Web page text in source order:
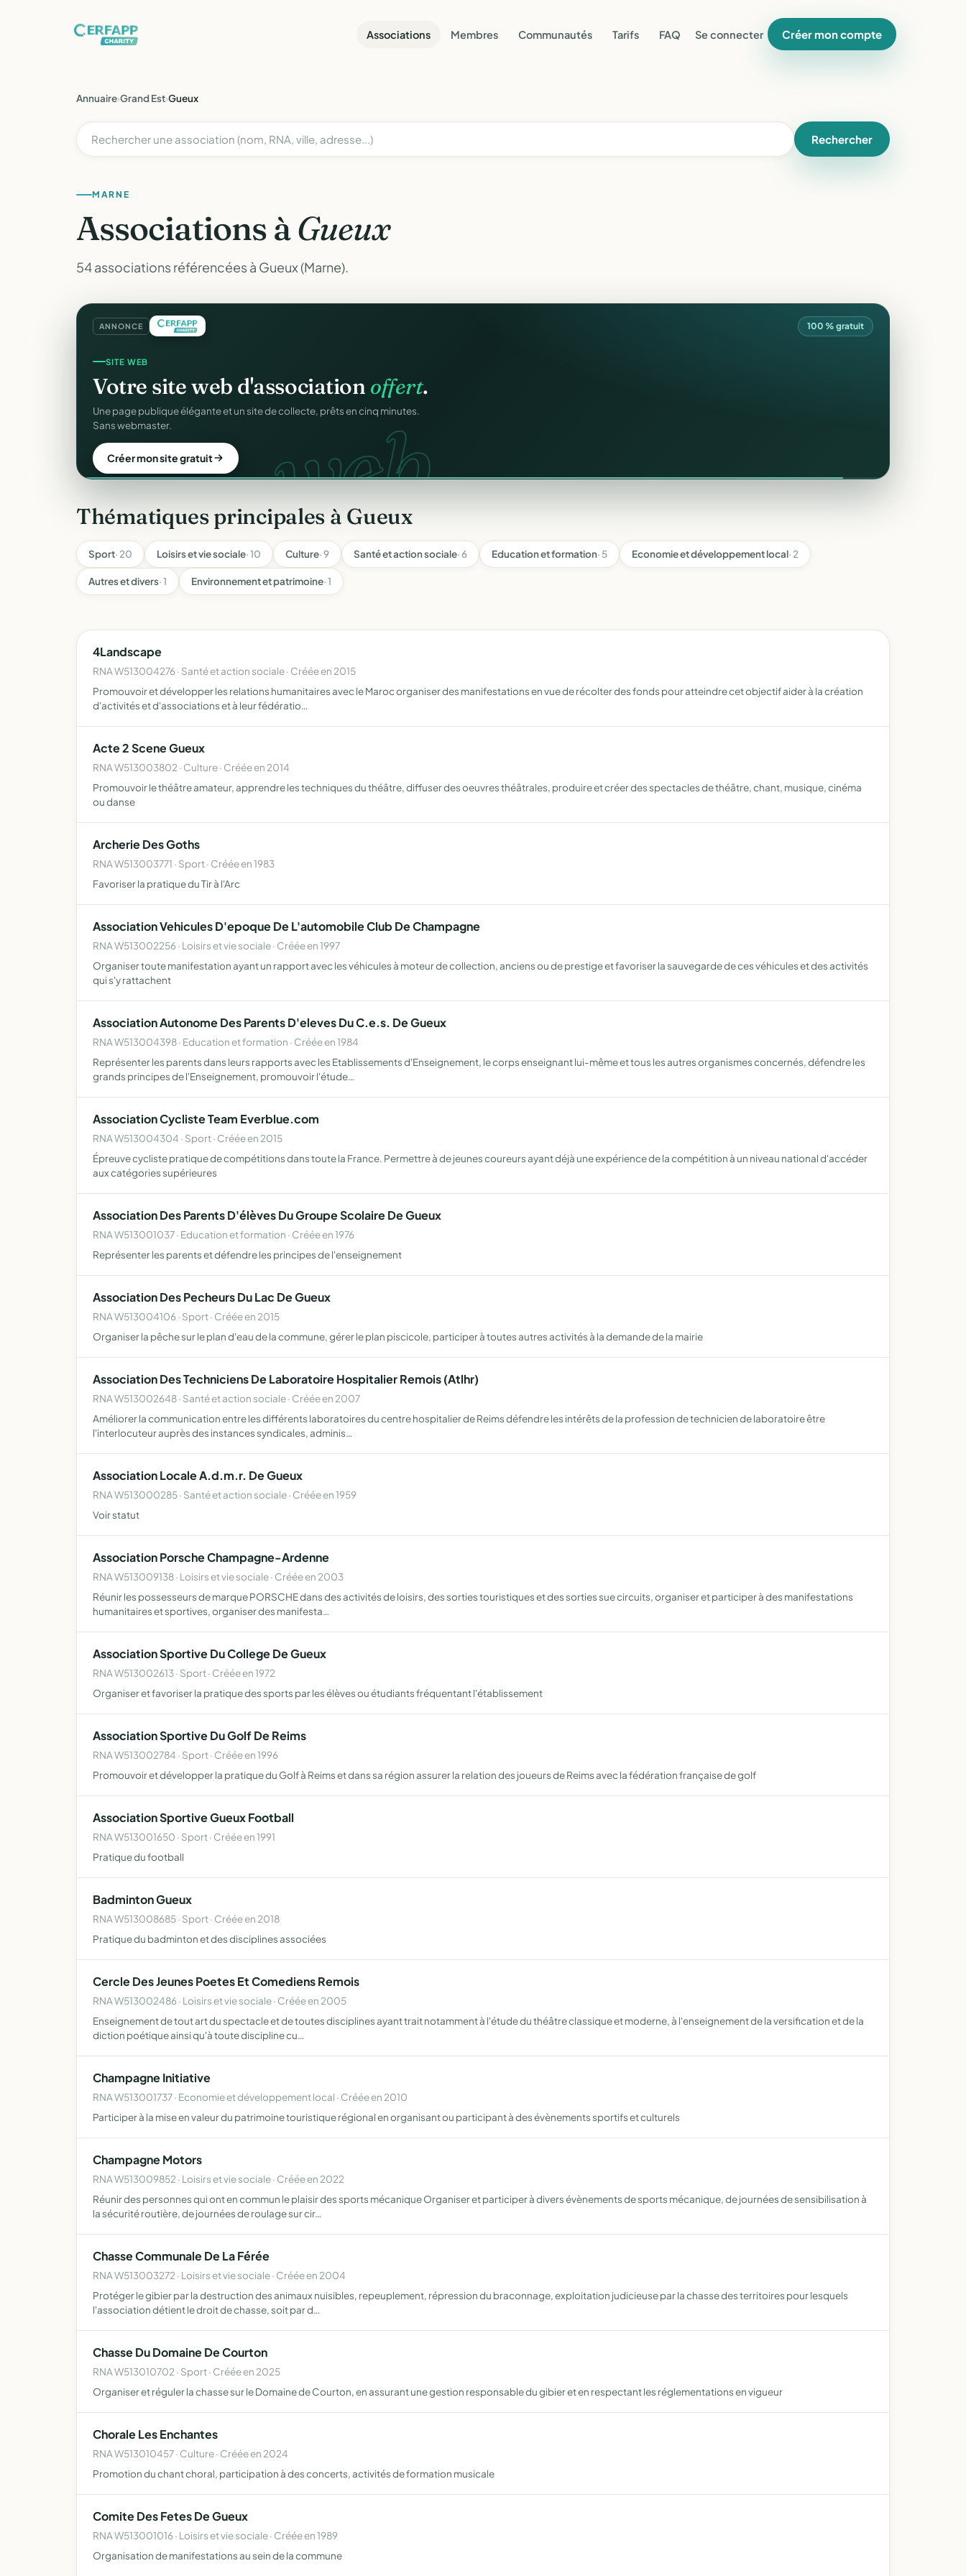
Associations Membres Communautés Tarifs FAQ Se connecter Créer mon compte
Annuaire›Grand Est›Gueux
Rechercher
MARNE
Associations àGueux
54 associations référencées à Gueux (Marne).
ANNONCE 100 % gratuit
CERFA.
REÇUS FISCAUX
Vos reçusCERFAautomatiques.
Générés et envoyés à vos donateurs en un clic, conformes au modèle
officiel n°11580.
Automatiser mes reçus
Thématiques principales à Gueux
Sport· 20 Loisirs et vie sociale· 10 Culture· 9 Santé et action sociale· 6 Education et formation· 5 Economie et développement local· 2
Autres et divers· 1 Environnement et patrimoine· 1
4Landscape
RNA W513004276 · Santé et action sociale · Créée en 2015
Promouvoir et développer les relations humanitaires avec le Maroc organiser des manifestations en vue de récolter des fonds pour atteindre cet objectif aider à la création
d'activités et d'associations et à leur fédératio…
Acte 2 Scene Gueux
RNA W513003802 · Culture · Créée en 2014
Promouvoir le théâtre amateur, apprendre les techniques du théâtre, diffuser des oeuvres théâtrales, produire et créer des spectacles de théâtre, chant, musique, cinéma
ou danse
Archerie Des Goths
RNA W513003771 · Sport · Créée en 1983
Favoriser la pratique du Tir à l'Arc
Association Vehicules D'epoque De L'automobile Club De Champagne
RNA W513002256 · Loisirs et vie sociale · Créée en 1997
Organiser toute manifestation ayant un rapport avec les véhicules à moteur de collection, anciens ou de prestige et favoriser la sauvegarde de ces véhicules et des activités
qui s'y rattachent
Association Autonome Des Parents D'eleves Du C.e.s. De Gueux
RNA W513004398 · Education et formation · Créée en 1984
Représenter les parents dans leurs rapports avec les Etablissements d'Enseignement, le corps enseignant lui-même et tous les autres organismes concernés, défendre les
grands principes de l'Enseignement, promouvoir l'étude…
Association Cycliste Team Everblue.com
RNA W513004304 · Sport · Créée en 2015
Épreuve cycliste pratique de compétitions dans toute la France. Permettre à de jeunes coureurs ayant déjà une expérience de la compétition à un niveau national d'accéder
aux catégories supérieures
Association Des Parents D'élèves Du Groupe Scolaire De Gueux
RNA W513001037 · Education et formation · Créée en 1976
Représenter les parents et défendre les principes de l'enseignement
Association Des Pecheurs Du Lac De Gueux
RNA W513004106 · Sport · Créée en 2015
Organiser la pêche sur le plan d'eau de la commune, gérer le plan piscicole, participer à toutes autres activités à la demande de la mairie
Association Des Techniciens De Laboratoire Hospitalier Remois (Atlhr)
RNA W513002648 · Santé et action sociale · Créée en 2007
Améliorer la communication entre les différents laboratoires du centre hospitalier de Reims défendre les intérêts de la profession de technicien de laboratoire être
l'interlocuteur auprès des instances syndicales, adminis…
Association Locale A.d.m.r. De Gueux
RNA W513000285 · Santé et action sociale · Créée en 1959
Voir statut
Association Porsche Champagne-Ardenne
RNA W513009138 · Loisirs et vie sociale · Créée en 2003
Réunir les possesseurs de marque PORSCHE dans des activités de loisirs, des sorties touristiques et des sorties sue circuits, organiser et participer à des manifestations
humanitaires et sportives, organiser des manifesta…
Association Sportive Du College De Gueux
RNA W513002613 · Sport · Créée en 1972
Organiser et favoriser la pratique des sports par les élèves ou étudiants fréquentant l'établissement
Association Sportive Du Golf De Reims
RNA W513002784 · Sport · Créée en 1996
Promouvoir et développer la pratique du Golf à Reims et dans sa région assurer la relation des joueurs de Reims avec la fédération française de golf
Association Sportive Gueux Football
RNA W513001650 · Sport · Créée en 1991
Pratique du football
Badminton Gueux
RNA W513008685 · Sport · Créée en 2018
Pratique du badminton et des disciplines associées
Cercle Des Jeunes Poetes Et Comediens Remois
RNA W513002486 · Loisirs et vie sociale · Créée en 2005
Enseignement de tout art du spectacle et de toutes disciplines ayant trait notamment à l'étude du théâtre classique et moderne, à l'enseignement de la versification et de la
diction poétique ainsi qu'à toute discipline cu…
Champagne Initiative
RNA W513001737 · Economie et développement local · Créée en 2010
Participer à la mise en valeur du patrimoine touristique régional en organisant ou participant à des évènements sportifs et culturels
Champagne Motors
RNA W513009852 · Loisirs et vie sociale · Créée en 2022
Réunir des personnes qui ont en commun le plaisir des sports mécanique Organiser et participer à divers évènements de sports mécanique, de journées de sensibilisation à
la sécurité routière, de journées de roulage sur cir…
Chasse Communale De La Férée
RNA W513003272 · Loisirs et vie sociale · Créée en 2004
Protéger le gibier par la destruction des animaux nuisibles, repeuplement, répression du braconnage, exploitation judicieuse par la chasse des territoires pour lesquels
l'association détient le droit de chasse, soit par d…
Chasse Du Domaine De Courton
RNA W513010702 · Sport · Créée en 2025
Organiser et réguler la chasse sur le Domaine de Courton, en assurant une gestion responsable du gibier et en respectant les réglementations en vigueur
Chorale Les Enchantes
RNA W513010457 · Culture · Créée en 2024
Promotion du chant choral, participation à des concerts, activités de formation musicale
Comite Des Fetes De Gueux
RNA W513001016 · Loisirs et vie sociale · Créée en 1989
Organisation de manifestations au sein de la commune